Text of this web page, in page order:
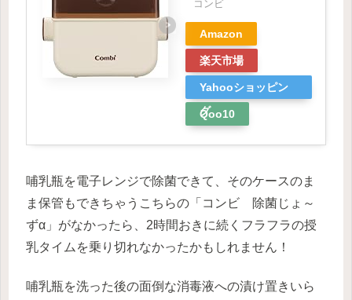
コンビ
Amazon
楽天市場
Yahooショッピン
グ
Qoo10
哺乳瓶を電子レンジで除菌できて、そのケースのま
ま保管もできちゃうこちらの「コンビ 除菌じょ～
ずα」がなかったら、2時間おきに続くフラフラの授
乳タイムを乗り切れなかったかもしれません！
哺乳瓶を洗った後の面倒な消毒液への漬け置きいら